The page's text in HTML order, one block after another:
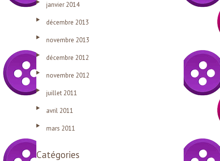
janvier 2014
décembre 2013
novembre 2013
décembre 2012
novembre 2012
juillet 2011
avril 2011
mars 2011
Catégories